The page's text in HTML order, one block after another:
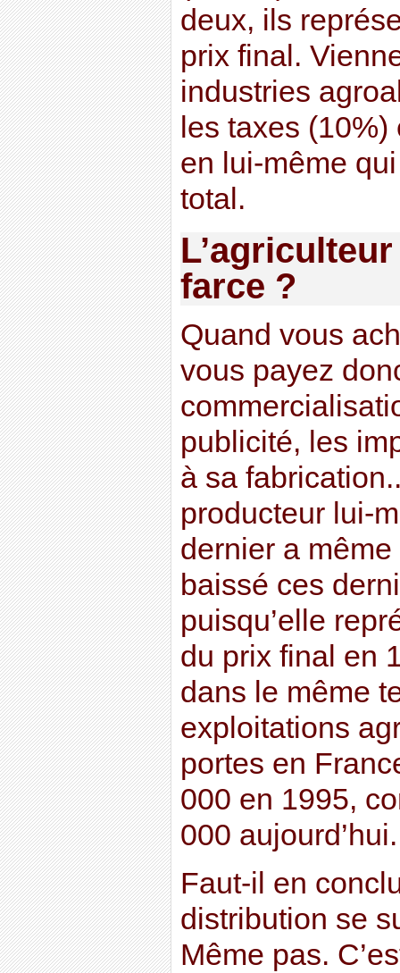
deux, ils
prix final.
industries
les taxes (10%)
en lui-même
total.
farce ?
Quand vous
vous payez
publicité, les
à sa
producteur lui-
dernier a
baissé ces
puisqu’elle
du prix final en
dans le même
exploitations
portes en
000 en 1995,
000 aujourd’hui.
Faut-il en
distribution se
Même pas.